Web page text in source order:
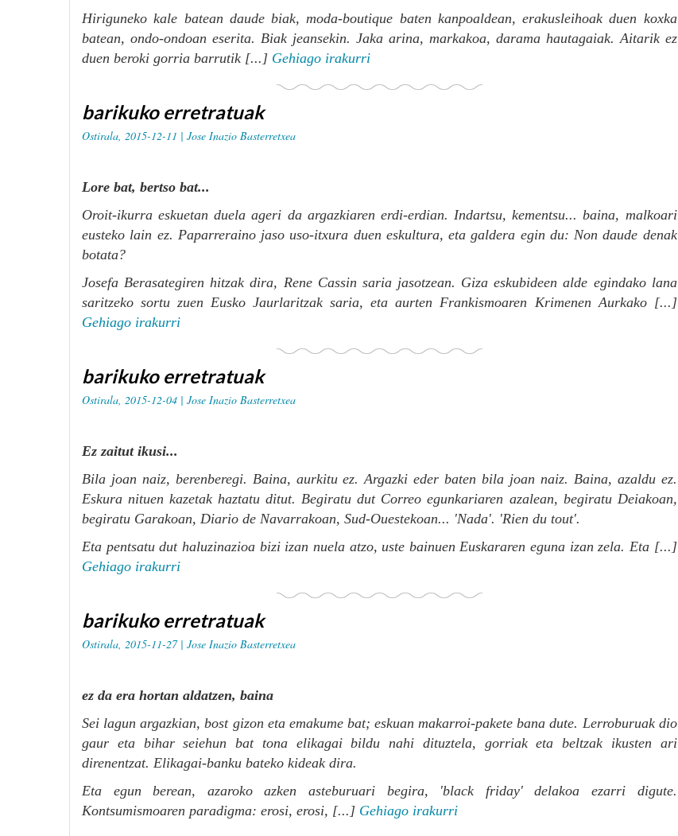
Hiriguneko kale batean daude biak, moda-boutique baten kanpoaldean, erakusleihoak duen koxka
batean, ondo-ondoan eserita. Biak jeansekin. Jaka arina, markakoa, darama hautagaiak. Aitarik ez
duen beroki gorria barrutik [...] Gehiago irakurri
barikuko erretratuak
Ostirala, 2015-12-11 | Jose Inazio Basterretxea
Lore bat, bertso bat...
Oroit-ikurra eskuetan duela ageri da argazkiaren erdi-erdian. Indartsu, kementsu... baina, malkoari
eusteko lain ez. Paparreraino jaso uso-itxura duen eskultura, eta galdera egin du: Non daude denak
botata?
Josefa Berasategiren hitzak dira, Rene Cassin saria jasotzean. Giza eskubideen alde egindako lana
saritzeko sortu zuen Eusko Jaurlaritzak saria, eta aurten Frankismoaren Krimenen Aurkako [...]
Gehiago irakurri
barikuko erretratuak
Ostirala, 2015-12-04 | Jose Inazio Basterretxea
Ez zaitut ikusi...
Bila joan naiz, berenberegi. Baina, aurkitu ez. Argazki eder baten bila joan naiz. Baina, azaldu ez.
Eskura nituen kazetak haztatu ditut. Begiratu dut Correo egunkariaren azalean, begiratu Deiakoan,
begiratu Garakoan, Diario de Navarrakoan, Sud-Ouestekoan... 'Nada'. 'Rien du tout'.
Eta pentsatu dut haluzinazioa bizi izan nuela atzo, uste bainuen Euskararen eguna izan zela. Eta [...]
Gehiago irakurri
barikuko erretratuak
Ostirala, 2015-11-27 | Jose Inazio Basterretxea
ez da era hortan aldatzen, baina
Sei lagun argazkian, bost gizon eta emakume bat; eskuan makarroi-pakete bana dute. Lerroburuak dio
gaur eta bihar seiehun bat tona elikagai bildu nahi dituztela, gorriak eta beltzak ikusten ari
direnentzat. Elikagai-banku bateko kideak dira.
Eta egun berean, azaroko azken asteburuari begira, 'black friday' delakoa ezarri digute.
Kontsumismoaren paradigma: erosi, erosi, [...] Gehiago irakurri